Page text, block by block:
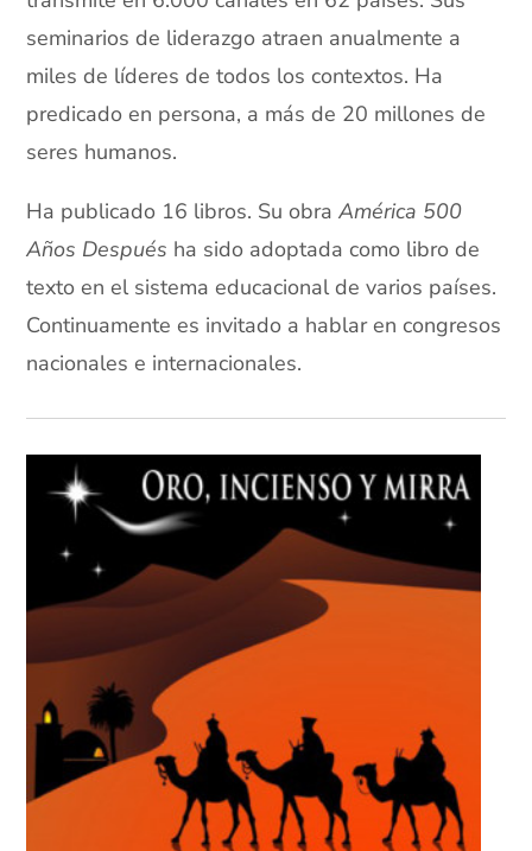
seminarios de liderazgo atraen anualmente a
miles de líderes de todos los contextos. Ha
predicado en persona, a más de 20 millones de
seres humanos.
Ha publicado 16 libros. Su obraAmérica 500
Años Después ha sido adoptada como libro de
texto en el sistema educacional de varios países.
Continuamente es invitado a hablar en congresos
nacionales e internacionales.